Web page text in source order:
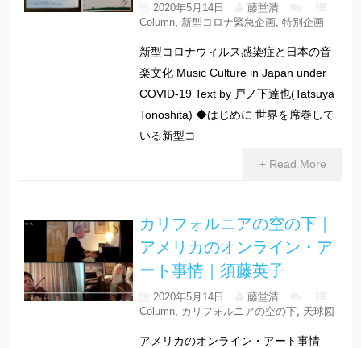
2020年5月14日
藤堂清
Column, 新型コロナ緊急企画, 特別企画
新型コロナウィルス感染症と日本の音
楽文化 Music Culture in Japan under
COVID-19 Text by 戸ノ下達也(Tatsuya
Tonoshita) ◆はじめに 世界を席巻して
いる新型コ
+ Read More
カリフォルニアの空の下｜
アメリカのオンライン・ア
ート事情｜須藤英子
2020年5月14日
藤堂清
Column, カリフォルニアの空の下, 天球図
アメリカのオンライン・アート事情